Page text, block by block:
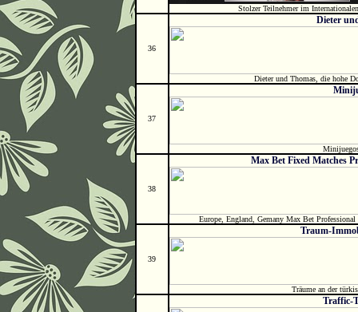
Stolzer Teilnehmer im
36
Dieter
Dieter und Thomas, die hohe
37
38
Max Bet Fixed Matches
Europe, England, Gemany Max Bet
39
Traum-
Träume an der
Traffic-